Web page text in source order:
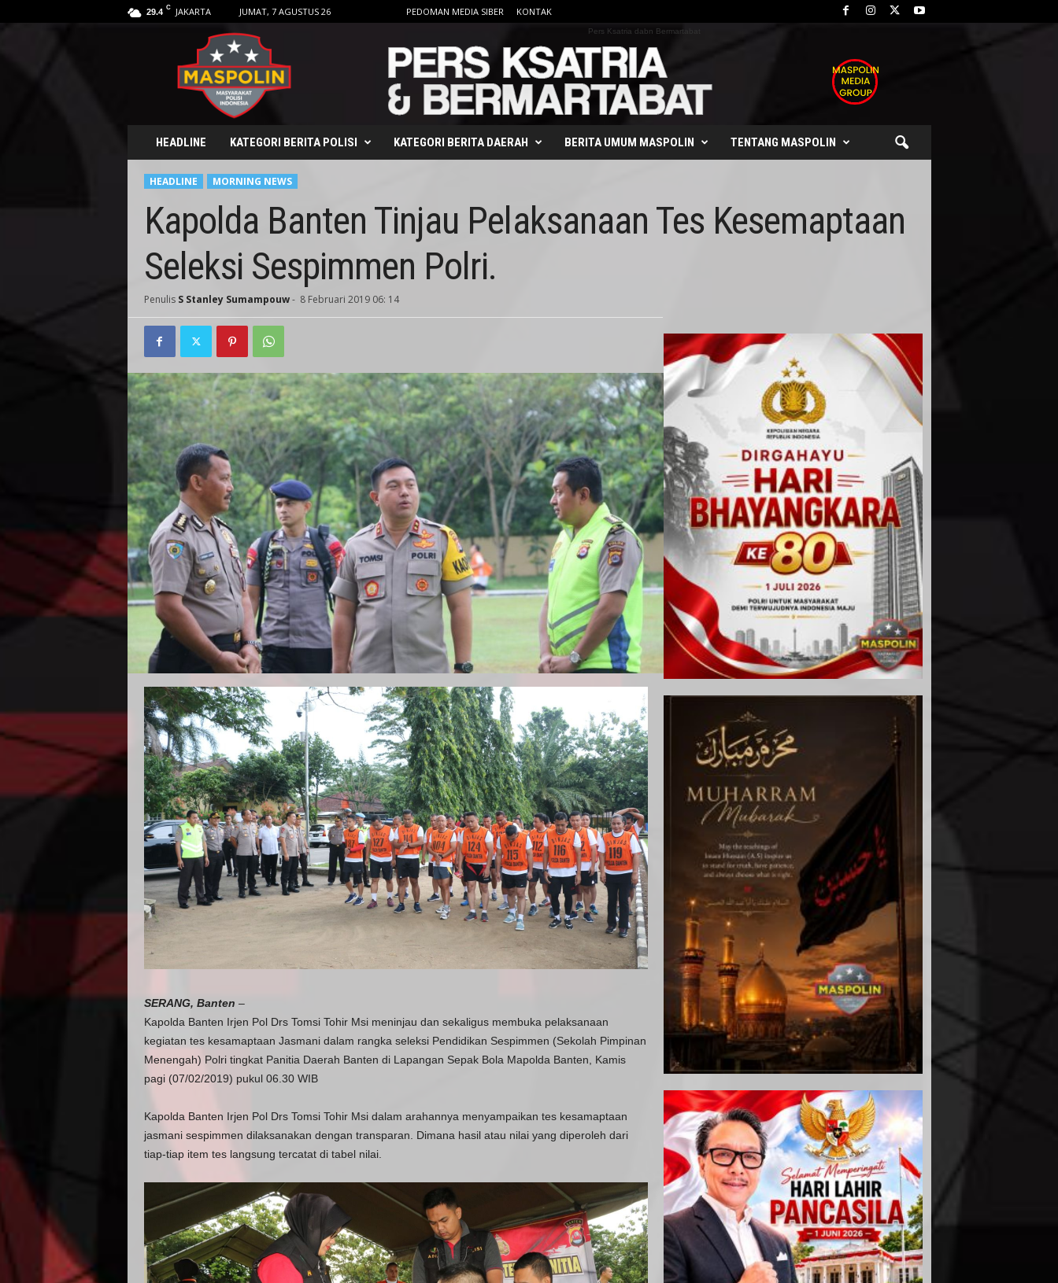
29.4 C JAKARTA JUMAT, 7 AGUSTUS 26 PEDOMAN MEDIA SIBER KONTAK
Pers Ksatria dabn Bermartabat
HEADLINE KATEGORI BERITA POLISI KATEGORI BERITA DAERAH BERITA UMUM MASPOLIN TENTANG MASPOLIN
HEADLINE MORNING NEWS
Kapolda Banten Tinjau Pelaksanaan Tes Kesemaptaan
Seleksi Sespimmen Polri.
Penulis S Stanley Sumampouw- 8 Februari 2019 06: 14
SERANG, Banten –
Kapolda Banten Irjen Pol Drs Tomsi Tohir Msi meninjau dan sekaligus membuka pelaksanaan
kegiatan tes kesamaptaan Jasmani dalam rangka seleksi Pendidikan Sespimmen (Sekolah Pimpinan
Menengah) Polri tingkat Panitia Daerah Banten di Lapangan Sepak Bola Mapolda Banten, Kamis
pagi (07/02/2019) pukul 06.30 WIB
Kapolda Banten Irjen Pol Drs Tomsi Tohir Msi dalam arahannya menyampaikan tes kesamaptaan
jasmani sespimmen dilaksanakan dengan transparan. Dimana hasil atau nilai yang diperoleh dari
tiap-tiap item tes langsung tercatat di tabel nilai.